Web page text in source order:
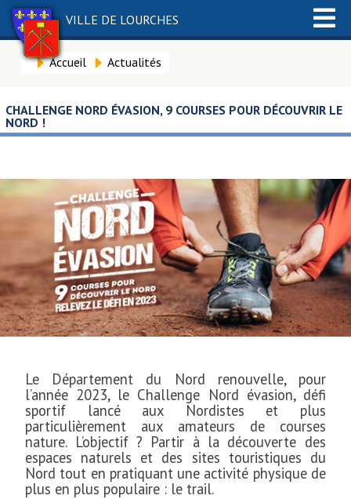
VILLE DE LOURCHES
Accueil Actualités
CHALLENGE NORD ÉVASION, 9 COURSES POUR DÉCOUVRIR LE
NORD !
Le Département du Nord renouvelle, pour
l’année 2023, le Challenge Nord évasion, défi
sportif lancé aux Nordistes et plus
particulièrement aux amateurs de courses
nature. L’objectif ? Partir à la découverte des
espaces naturels et des sites touristiques du
Nord tout en pratiquant une activité physique de
plus en plus populaire : le trail.